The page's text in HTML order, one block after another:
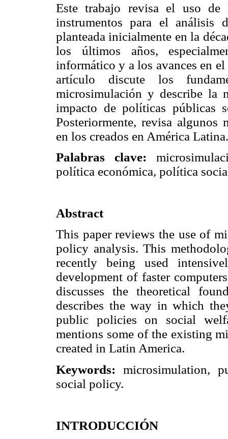
Este trabajo revisa el uso de
instrumentos para el análisis
planteada inicialmente en la
los últimos años,
informático y a los avances en
artículo discute los
microsimulación y describe la
impacto de políticas públicas
Posteriormente, revisa algunos
en los creados en América Latina.
Palabras clave:
política económica, política
Abstract
This paper reviews the use of
policy analysis. This
recently being used
development of faster
discusses the theoretical
describes the way in which
public policies on social
mentions some of the existing
created in Latin America.
Keywords: microsimulation,
social policy.
INTRODUCCIÓN